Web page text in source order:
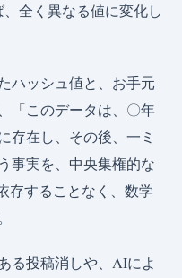
全く異なる値に変化し
ハッシュ値と、お手元
「このデータは、〇年
存在し、その後、一ミ
事実を、中央集権的な
存することなく、数学
る投稿消しや、AIによ